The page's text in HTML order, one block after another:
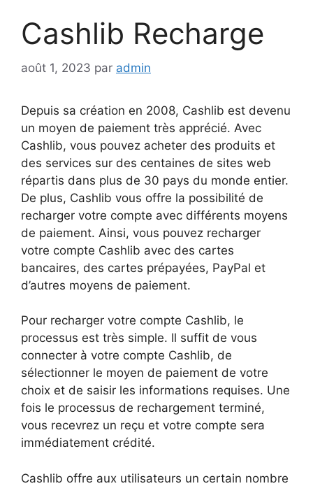
Cashlib Recharge
août 1, 2023 par admin
Depuis sa création en 2008, Cashlib est devenu
un moyen de paiement très apprécié. Avec
Cashlib, vous pouvez acheter des produits et
des services sur des centaines de sites web
répartis dans plus de 30 pays du monde entier.
De plus, Cashlib vous offre la possibilité de
recharger votre compte avec différents moyens
de paiement. Ainsi, vous pouvez recharger
votre compte Cashlib avec des cartes
bancaires, des cartes prépayées, PayPal et
d’autres moyens de paiement.
Pour recharger votre compte Cashlib, le
processus est très simple. Il suffit de vous
connecter à votre compte Cashlib, de
sélectionner le moyen de paiement de votre
choix et de saisir les informations requises. Une
fois le processus de rechargement terminé,
vous recevrez un reçu et votre compte sera
immédiatement crédité.
Cashlib offre aux utilisateurs un certain nombre